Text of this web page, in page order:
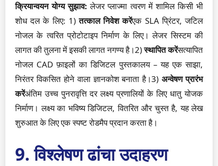
क्रियान्वयन योग्य सुझाव: लेजर प्लाज्मा त्वरण में शामिल किसी भी
शोध दल के लिए: 1)तत्काल निवेश करेंएक SLA प्रिंटर, जटिल
नोजल के त्वरित प्रोटोटाइप निर्माण के लिए। लेजर सिस्टम की
लागत की तुलना में इसकी लागत नगण्य है।2)स्थापित करेंसत्यापित
नोजल CAD फ़ाइलों का डिजिटल पुस्तकालय – यह एक साझा,
निरंतर विकसित होने वाला ज्ञानकोश बनाता है।3)अन्वेषण प्रारंभ
करेंअंतिम उच्च पुनरावृत्ति दर लक्ष्य प्रणालियों के लिए धातु योजक
निर्माण। लक्ष्य का भविष्य डिजिटल, वितरित और चुस्त है, यह लेख
शुरुआत के लिए एक स्पष्ट रोडमैप प्रदान करता है।
9. विश्लेषण ढांचा उदाहरण